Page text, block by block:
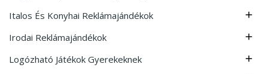
Italos És Konyhai Reklámajándékok 
Irodai Reklámajándékok 
Logózható Játékok Gyerekeknek 